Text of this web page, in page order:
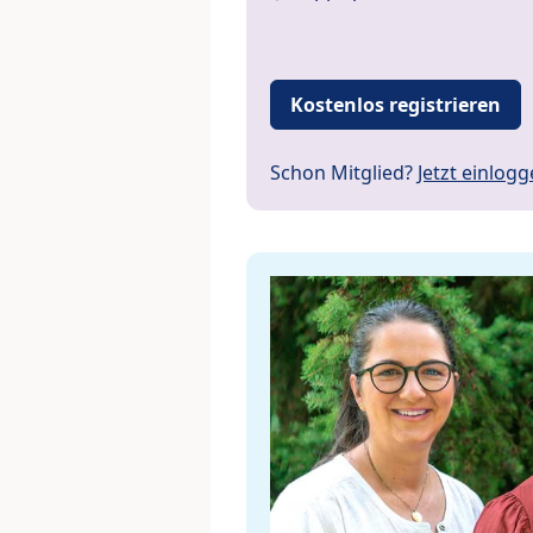
Kostenlos registrieren
Schon Mitglied? Jetzt